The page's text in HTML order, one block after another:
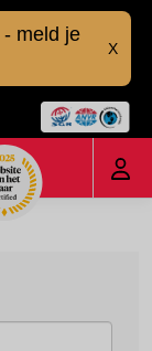
- meld je
X